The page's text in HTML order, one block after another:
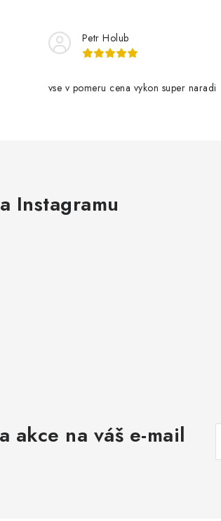
Petr Holub
vse v pomeru cena vykon super naradi
Instagramu
akce na váš e-mail